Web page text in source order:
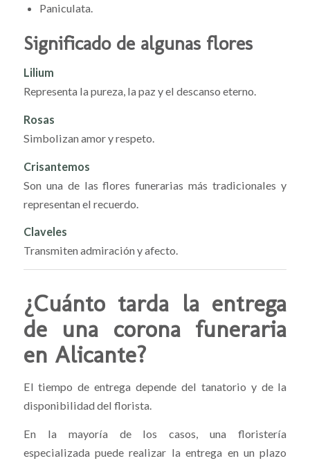
Paniculata.
Significado de algunas flores
Lilium
Representa la pureza, la paz y el descanso eterno.
Rosas
Simbolizan amor y respeto.
Crisantemos
Son una de las flores funerarias más tradicionales y
representan el recuerdo.
Claveles
Transmiten admiración y afecto.
¿Cuánto tarda la entrega
de una corona funeraria
en Alicante?
El tiempo de entrega depende del tanatorio y de la
disponibilidad del florista.
En la mayoría de los casos, una floristería
especializada puede realizar la entrega en un plazo